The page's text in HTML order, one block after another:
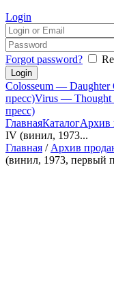
Login
Forgot password?
Colosseum —
пресс)Virus — Thought
пресс)
ГлавнаяКаталогАрхив
IV (винил, 1973...
Главная / Архив
(винил, 1973, первый